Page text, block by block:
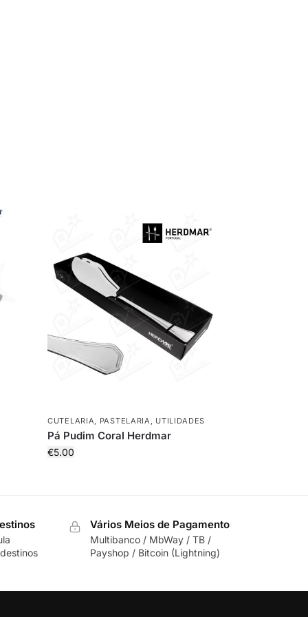
CUTELARIA PASTELARIA UTILIDADES
Pá Pudim Coral Herdmar
€5.00
Vários Meios de Pagamento
Multibanco / MbWay / TB /
Payshop / Bitcoin (Lightning)